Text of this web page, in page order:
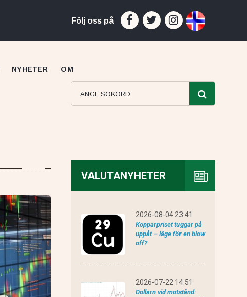
Följ oss på
CMC Markets recension
NYHETER OM
VALUTANYHETER
2026-08-04 23:41
Kopparpriset tuggar på
uppåt – läge för en blow
off?
2026-07-22 14:51
Dollarn vid motstånd: